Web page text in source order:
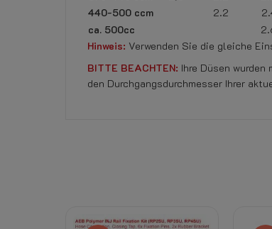
440-500 ccm
2.2
ca. 500cc
Hinweis: Verwenden Sie die gleiche
BITTE BEACHTEN: Ihre Düsen
den Durchgangsdurchmesser Ihrer
Rücktrittsrecht: